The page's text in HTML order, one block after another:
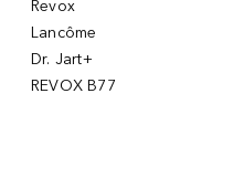
Revox
Lancôme
Dr. Jart+
REVOX B77